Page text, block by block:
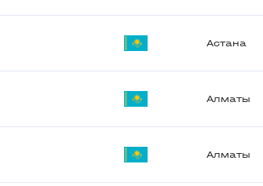
Астана
Алматы
Алматы